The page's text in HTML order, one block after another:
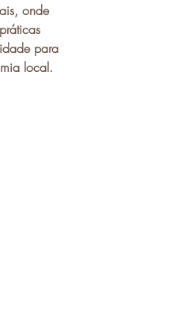
onde
para
local.